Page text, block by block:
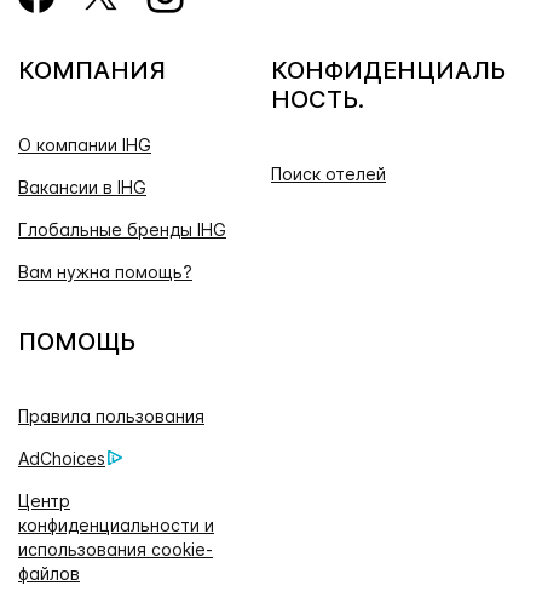
КОМПАНИЯ
О компании IHG
Вакансии в IHG
Глобальные бренды IHG
Вам нужна помощь?
КОНФИДЕНЦИАЛЬ
НОСТЬ.
Поиск отелей
ПОМОЩЬ
Правила пользования
AdChoices
Центр
конфиденциальности и
использования cookie-
файлов